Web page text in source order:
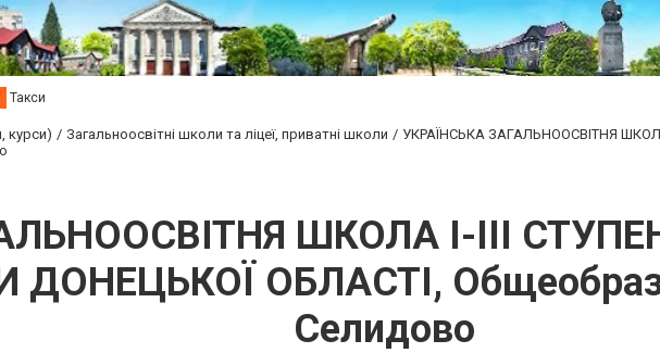
Такси
курси) Загальноосвітні школи та ліцеї, приватні школи
УКРАЇНСЬКА ЗАГАЛЬНООСВІТНЯ
ШКОЛА І-ІІІ
ДОНЕЦЬКОЇ ОБЛАСТІ,
Селидово